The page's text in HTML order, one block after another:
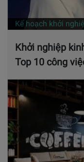
Kế hoạch khởi
Khởi nghiệp
Top 10 công